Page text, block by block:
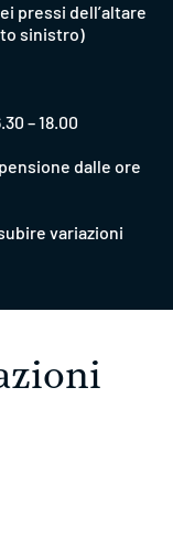
pressi dell’altare
sinistro)
– 18.00
dalle ore
variazioni